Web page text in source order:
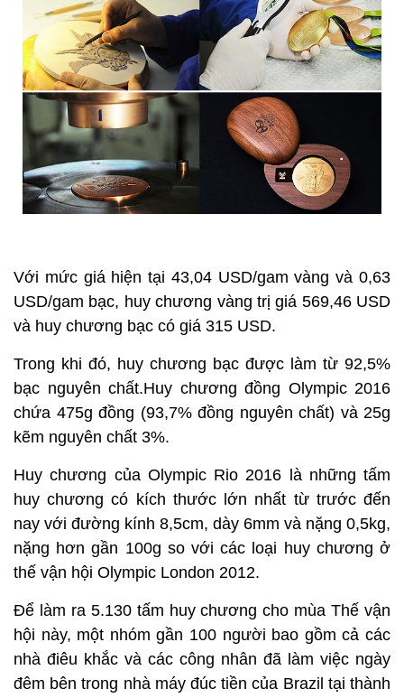
Với mức giá hiện tại 43,04 USD/gam vàng và 0,63
USD/gam bạc, huy chương vàng trị giá 569,46 USD
và huy chương bạc có giá 315 USD.
Trong khi đó, huy chương bạc được làm từ 92,5%
bạc nguyên chất.Huy chương đồng Olympic 2016
chứa 475g đồng (93,7% đồng nguyên chất) và 25g
kẽm nguyên chất 3%.
Huy chương của Olympic Rio 2016 là những tấm
huy chương có kích thước lớn nhất từ trước đến
nay với đường kính 8,5cm, dày 6mm và nặng 0,5kg,
nặng hơn gần 100g so với các loại huy chương ở
thế vận hội Olympic London 2012.
Để làm ra 5.130 tấm huy chương cho mùa Thế vận
hội này, một nhóm gần 100 người bao gồm cả các
nhà điêu khắc và các công nhân đã làm việc ngày
đêm bên trong nhà máy đúc tiền của Brazil tại thành